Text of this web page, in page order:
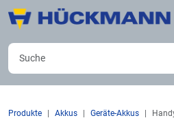
Produkte Akkus Geräte-Akkus